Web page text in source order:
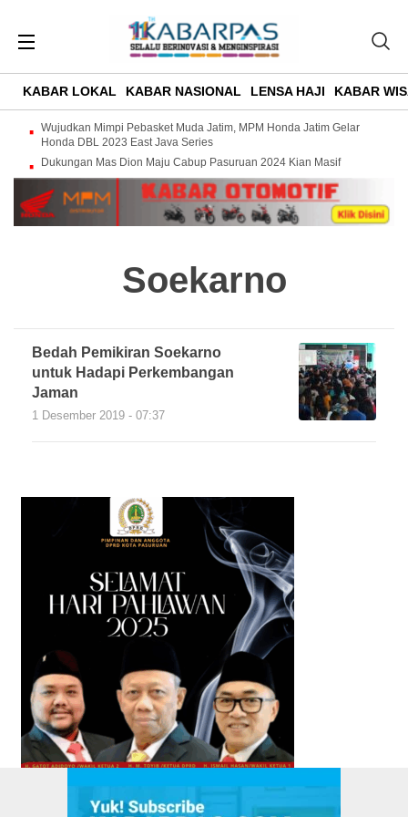
KABAR LOKAL KABAR NASIONAL LENSA HAJI KABAR
Wujudkan Mimpi Pebasket Muda Jatim, MPM Honda Jatim Gelar
Honda DBL 2023 East Java Series
Dukungan Mas Dion Maju Cabup Pasuruan 2024 Kian Masif
Soekarno
Bedah Pemikiran Soekarno
untuk Hadapi Perkembangan
Jaman
1 Desember 2019 - 07:37